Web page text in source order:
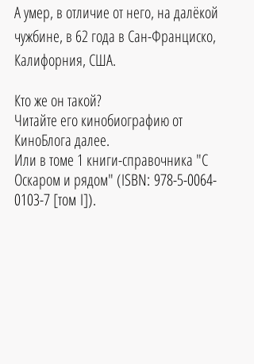
А умер, в отличие от него, на далёкой
чужбине, в 62 года в Сан-Франциско,
Калифорния, США.
Кто же он такой?
Читайте его кинобиографию от
КиноБлога далее.
Или в томе 1 книги-справочника "С
Оскаром и рядом" (ISBN: 978-5-0064-
0103-7 [том I]).